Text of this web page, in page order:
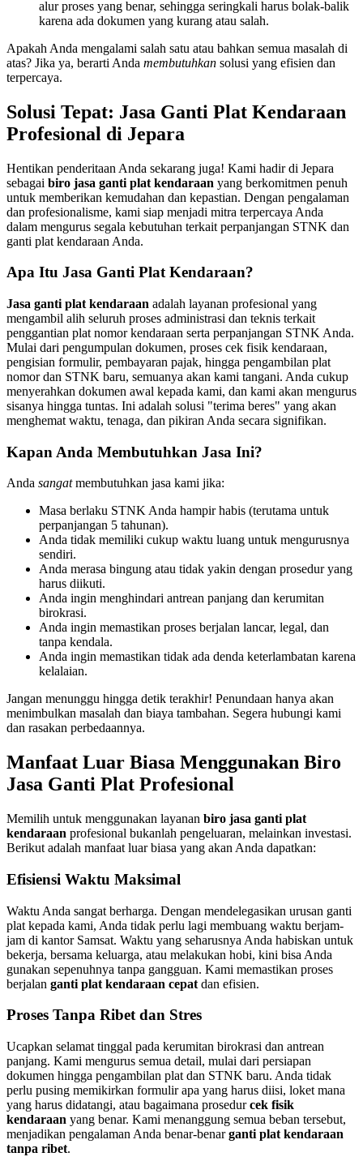
alur proses yang benar, sehingga seringkali harus bolak-balik
karena ada dokumen yang kurang atau salah.
Apakah Anda mengalami salah satu atau bahkan semua masalah di
atas? Jika ya, berarti Anda membutuhkan solusi yang efisien dan
terpercaya.
Solusi Tepat: Jasa Ganti Plat Kendaraan
Profesional di Jepara
Hentikan penderitaan Anda sekarang juga! Kami hadir di Jepara
sebagai biro jasa ganti plat kendaraan yang berkomitmen penuh
untuk memberikan kemudahan dan kepastian. Dengan pengalaman
dan profesionalisme, kami siap menjadi mitra terpercaya Anda
dalam mengurus segala kebutuhan terkait perpanjangan STNK dan
ganti plat kendaraan Anda.
Apa Itu Jasa Ganti Plat Kendaraan?
Jasa ganti plat kendaraan adalah layanan profesional yang
mengambil alih seluruh proses administrasi dan teknis terkait
penggantian plat nomor kendaraan serta perpanjangan STNK Anda.
Mulai dari pengumpulan dokumen, proses cek fisik kendaraan,
pengisian formulir, pembayaran pajak, hingga pengambilan plat
nomor dan STNK baru, semuanya akan kami tangani. Anda cukup
menyerahkan dokumen awal kepada kami, dan kami akan mengurus
sisanya hingga tuntas. Ini adalah solusi "terima beres" yang akan
menghemat waktu, tenaga, dan pikiran Anda secara signifikan.
Kapan Anda Membutuhkan Jasa Ini?
Anda sangatmembutuhkan jasa kami jika:
Masa berlaku STNK Anda hampir habis (terutama untuk
perpanjangan 5 tahunan).
Anda tidak memiliki cukup waktu luang untuk mengurusnya
sendiri.
Anda merasa bingung atau tidak yakin dengan prosedur yang
harus diikuti.
Anda ingin menghindari antrean panjang dan kerumitan
birokrasi.
Anda ingin memastikan proses berjalan lancar, legal, dan
tanpa kendala.
Anda ingin memastikan tidak ada denda keterlambatan karena
kelalaian.
Jangan menunggu hingga detik terakhir! Penundaan hanya akan
menimbulkan masalah dan biaya tambahan. Segera hubungi kami
dan rasakan perbedaannya.
Manfaat Luar Biasa Menggunakan Biro
Jasa Ganti Plat Profesional
Memilih untuk menggunakan layanan biro jasa ganti plat
kendaraan profesional bukanlah pengeluaran, melainkan investasi.
Berikut adalah manfaat luar biasa yang akan Anda dapatkan:
Efisiensi Waktu Maksimal
Waktu Anda sangat berharga. Dengan mendelegasikan urusan ganti
plat kepada kami, Anda tidak perlu lagi membuang waktu berjam-
jam di kantor Samsat. Waktu yang seharusnya Anda habiskan untuk
bekerja, bersama keluarga, atau melakukan hobi, kini bisa Anda
gunakan sepenuhnya tanpa gangguan. Kami memastikan proses
berjalan ganti plat kendaraan cepat dan efisien.
Proses Tanpa Ribet dan Stres
Ucapkan selamat tinggal pada kerumitan birokrasi dan antrean
panjang. Kami mengurus semua detail, mulai dari persiapan
dokumen hingga pengambilan plat dan STNK baru. Anda tidak
perlu pusing memikirkan formulir apa yang harus diisi, loket mana
yang harus didatangi, atau bagaimana prosedurcek fisik
kendaraan yang benar. Kami menanggung semua beban tersebut,
menjadikan pengalaman Anda benar-benarganti plat kendaraan
tanpa ribet.